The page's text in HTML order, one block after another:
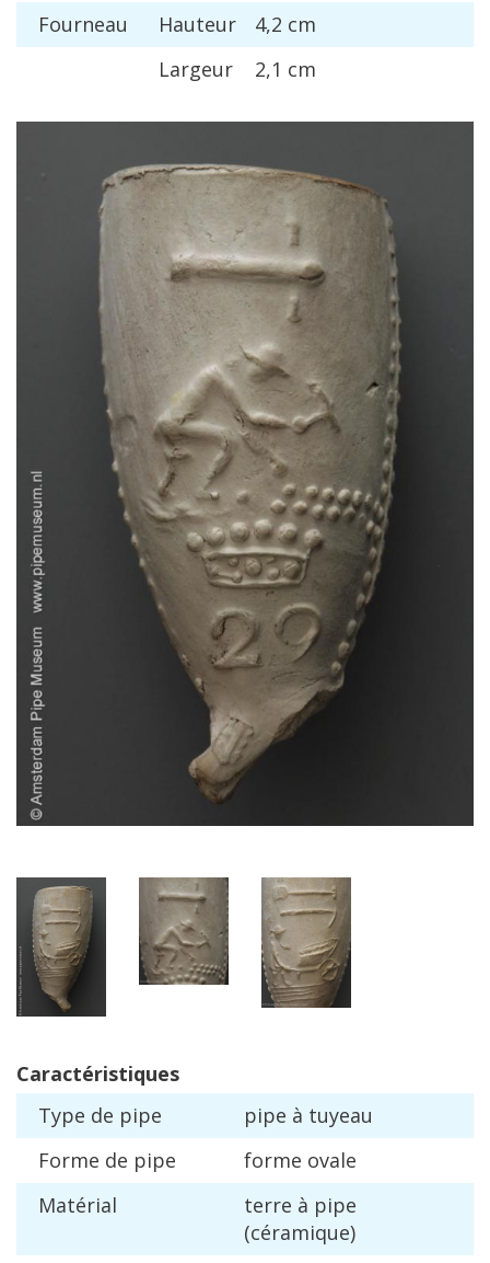
Fourneau
Hauteur 4,2 cm
Largeur
2,1 cm
Caractéristiques
Type de pipe pipe à tuyeau
Forme de pipe forme ovale
Matérial terre à pipe
(céramique)